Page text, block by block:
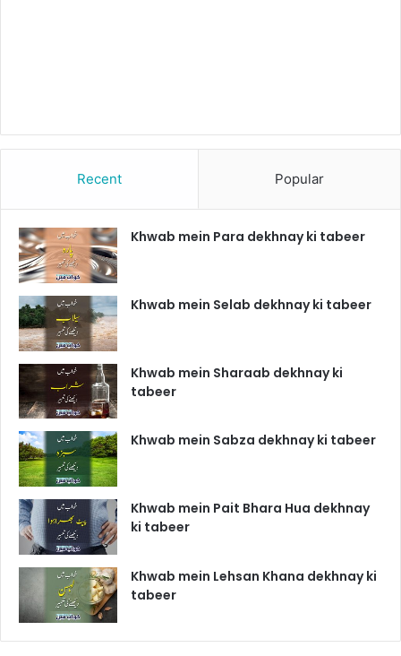
Recent Popular
Khwab mein Para dekhnay ki tabeer
Khwab mein Selab dekhnay ki tabeer
Khwab mein Sharaab dekhnay ki
tabeer
Khwab mein Sabza dekhnay ki tabeer
Khwab mein Pait Bhara Hua dekhnay
ki tabeer
Khwab mein Lehsan Khana dekhnay ki
tabeer